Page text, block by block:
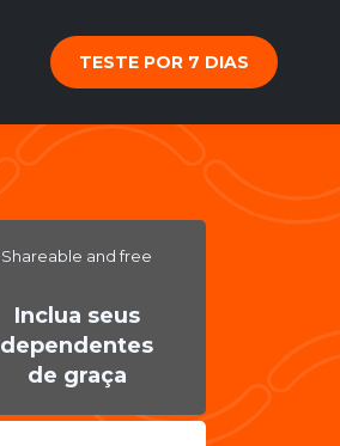
TESTE POR 7 DIAS
Shareable and free
Inclua seus
dependentes
de graça